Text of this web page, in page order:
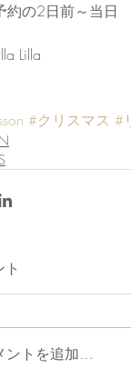
約の2日前～当日
Lilla
#クリスマス #
ト
ントを追加…